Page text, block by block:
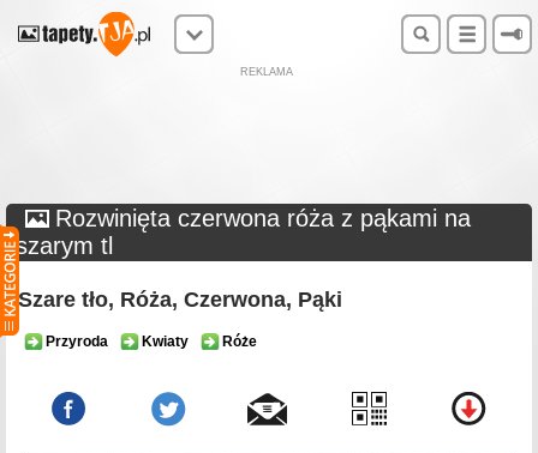
REKLAMA
Rozwinięta czerwona róża z pąkami na
szarym tl
Szare tło, Róża, Czerwona, Pąki
Przyroda Kwiaty Róże